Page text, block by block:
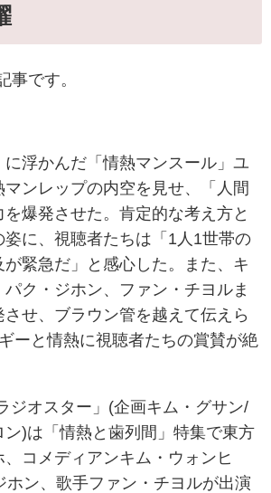
事です。
に浮かんだ「情熱マンスール」ユ
マンレップの内空を見せ、「人間
爆発させた。肯定的な考え方と
に、視聴者たちは「1人1世帯の
緊急だ」と感心した。また、キ
パク・ジホン、ファン・チヨルま
せ、ブラウン管を越えて伝えら
ーと情熱に視聴者たちの賞賛が絶
ジオスター」(企画キム・グサン/
)は「情熱と歯列間」特集で東方
コメディアンキム・ウォンヒ
ホン、歌手ファン・チヨルが出演